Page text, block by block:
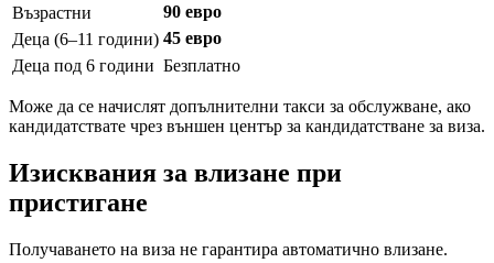
Възрастни
90 евро
Деца (6–11 години) 45 евро
Деца под 6 години Безплатно
Може да се начислят допълнителни такси за обслужване, ако
кандидатствате чрез външен център за кандидатстване за виза.
Изисквания за влизане при
пристигане
Получаването на виза не гарантира автоматично влизане.